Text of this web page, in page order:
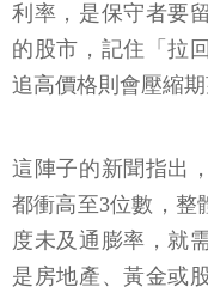
利率，是保守者要
的股市，記住「拉
追高價格則會壓縮期
這陣子的新聞指出
都衝高至3位數，整
度未及通膨率，就
是房地產、黃金或